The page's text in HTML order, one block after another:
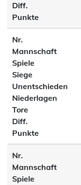
Diff.
Punkte
Nr.
Mannschaft
Spiele
Siege
Unentschieden
Niederlagen
Tore
Diff.
Punkte
Nr.
Mannschaft
Spiele